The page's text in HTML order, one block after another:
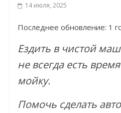
14 июля, 2025
Последнее обновление: 1
Ездить в чистой
не всегда есть
мойку.
Помочь сделать